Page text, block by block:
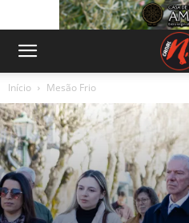
Início Mesão Frio